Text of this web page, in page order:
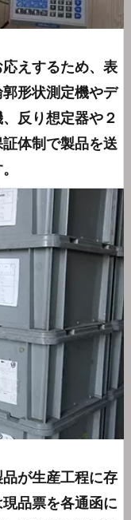
えするため、表
形状測定機やデ
反り想定器や２
体制で製品を送
が生産工程に存
品票を各通函に